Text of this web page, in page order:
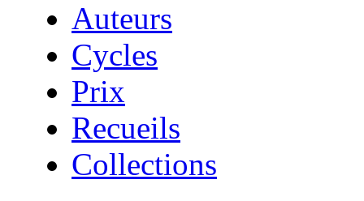
Auteurs
Cycles
Prix
Recueils
Collections